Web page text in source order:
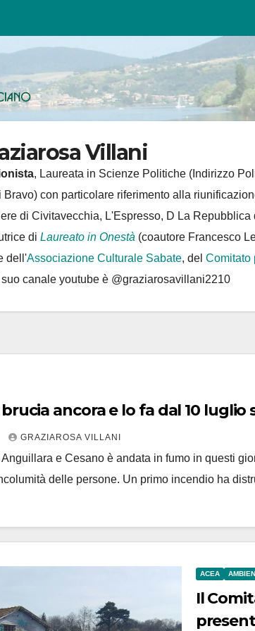
Villani
, Laureata in Scienze Politiche (Indirizzo
Bravo) con particolare riferimento alla
di Civitavecchia, L'Espresso, D La
di Laureato in Onestà (coautore Francesco
dell'Associazione Culturale Sabate, del Comitato
canale youtube è @graziarosavillani2210
ancora e lo fa dal 10 luglio
GRAZIAROSA VILLANI
Anguillara e Cesano è andata in fumo in questi
delle persone. Un primo incendio ha
ACEA
Il